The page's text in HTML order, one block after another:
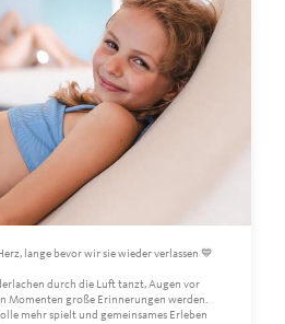
lange bevor wir sie wieder verlassen 💙
durch die Luft tanzt, Augen vor
Momenten große Erinnerungen werden.
mehr spielt und gemeinsames Erleben